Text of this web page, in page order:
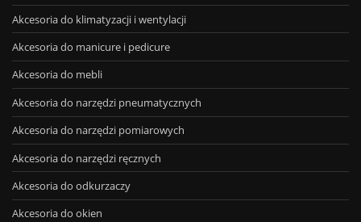
Akcesoria do klimatyzacji i wentylacji
Akcesoria do manicure i pedicure
Akcesoria do mebli
Akcesoria do narzędzi pneumatycznych
Akcesoria do narzędzi pomiarowych
Akcesoria do narzędzi ręcznych
Akcesoria do odkurzaczy
Akcesoria do okien